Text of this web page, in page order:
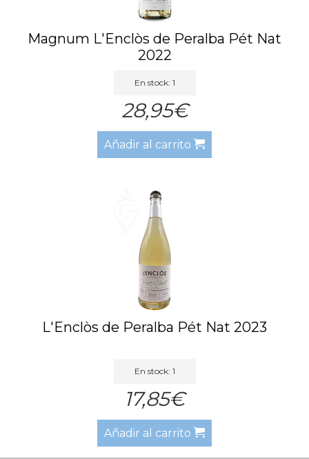
Magnum L'Enclòs de Peralba Pét Nat
2022
En stock: 1
28,95€
Añadir al carrito
L'Enclòs de Peralba Pét Nat 2023
En stock: 1
17,85€
Añadir al carrito